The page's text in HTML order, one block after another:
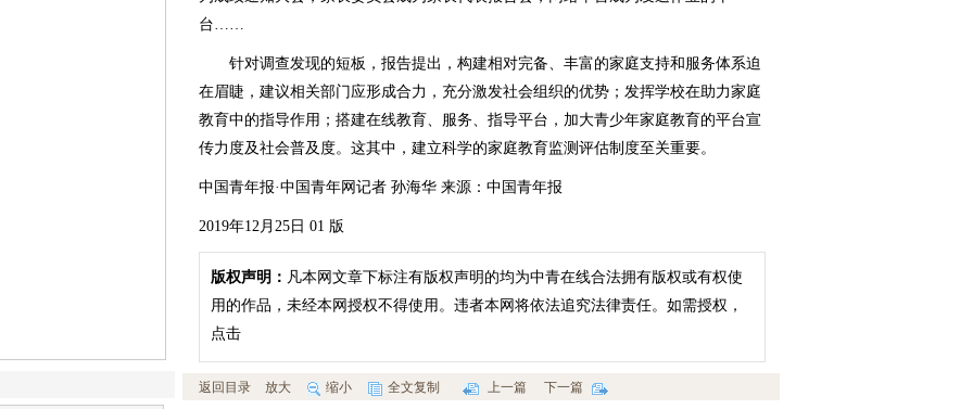
台……
针对调查发现的短板，报告提出，构建相对完备、丰富的家庭支持和服务体系迫
在眉睫，建议相关部门应形成合力，充分激发社会组织的优势；发挥学校在助力家庭
教育中的指导作用；搭建在线教育、服务、指导平台，加大青少年家庭教育的平台宣
传力度及社会普及度。这其中，建立科学的家庭教育监测评估制度至关重要。
中国青年报·中国青年网记者 孙海华 来源：中国青年报
2019年12月25日 01 版
版权声明： 凡本网文章下标注有版权声明的均为中青在线合法拥有版权或有权使
用的作品，未经本网授权不得使用。违者本网将依法追究法律责任。如需授权，
点击
返回目录 放大 缩小 全文复制 上一篇 下一篇